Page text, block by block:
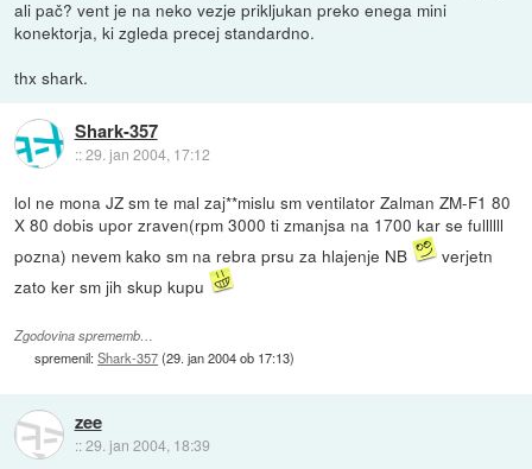
ali pač? vent je na neko vezje prikljukan preko enega mini
konektorja, ki zgleda precej standardno.
thx shark.
Shark-357
::29. jan 2004, 17:12
lol ne mona JZ sm te mal zaj**mislu sm ventilator Zalman ZM-F1 80
X 80 dobis upor zraven(rpm 3000 ti zmanjsa na 1700 kar se fullllll
pozna) nevem kako sm na rebra prsu za hlajenje NB
verjetn
zato ker sm jih skup kupu
Zgodovina sprememb…
spremenil:Shark-357(29. jan 2004 ob 17:13)
zee
::29. jan 2004, 18:39